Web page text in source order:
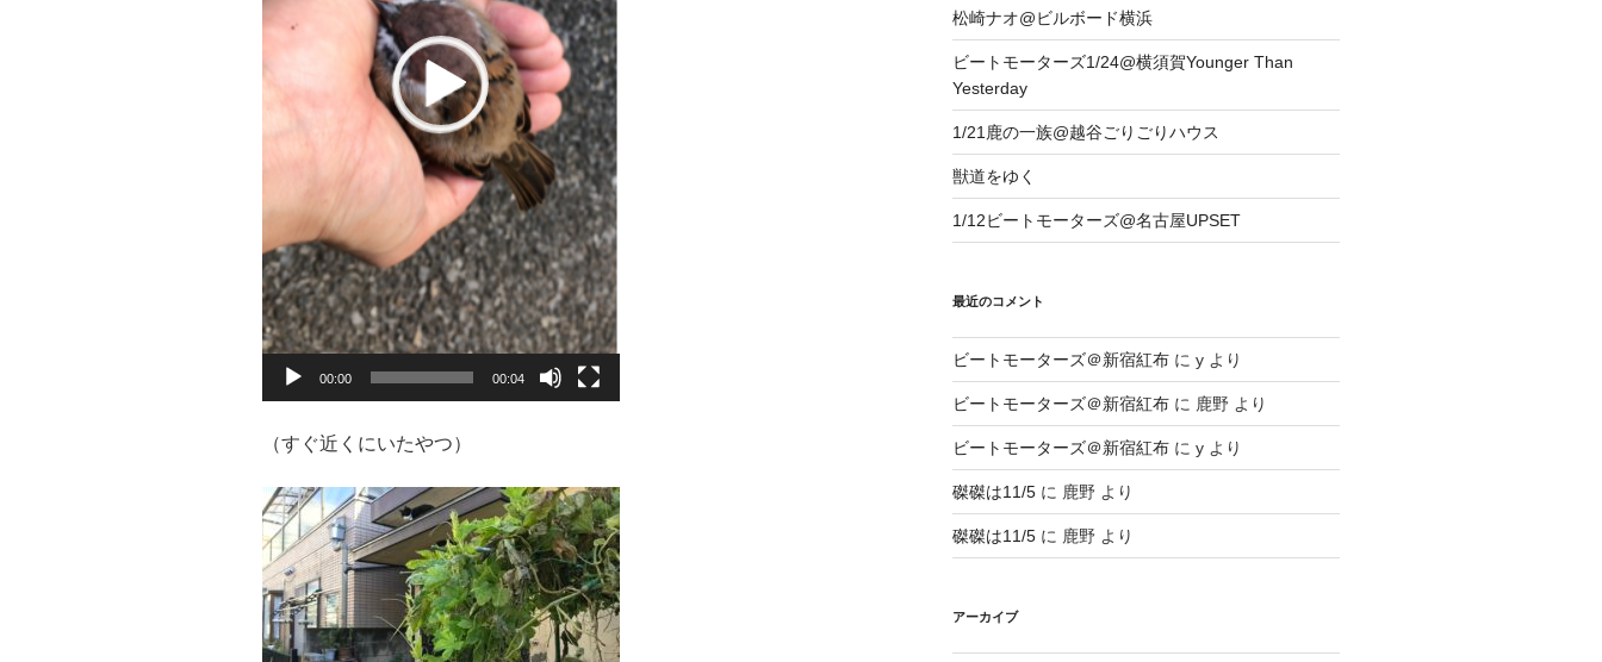
00:00 00:04
（すぐ近くにいたやつ）
松崎ナオ@ビルボード横浜
ビートモーターズ1/24@横須賀Younger Than
Yesterday
1/21鹿の一族@越谷ごりごりハウス
獣道をゆく
1/12ビートモーターズ@名古屋UPSET
最近のコメント
ビートモーターズ＠新宿紅布に yより
ビートモーターズ＠新宿紅布に 鹿野より
ビートモーターズ＠新宿紅布に yより
磔磔は11/5に 鹿野より
磔磔は11/5に 鹿野より
アーカイブ